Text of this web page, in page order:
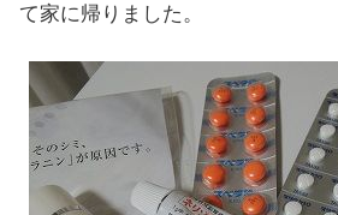
て家に帰りました。